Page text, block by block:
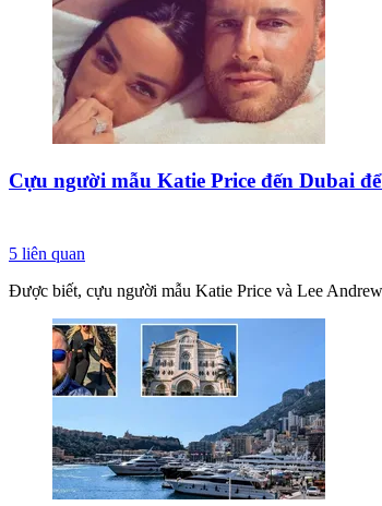
Cựu người mẫu Katie Price đến Dubai
5 liên quan
Được biết, cựu người mẫu Katie Price và Lee